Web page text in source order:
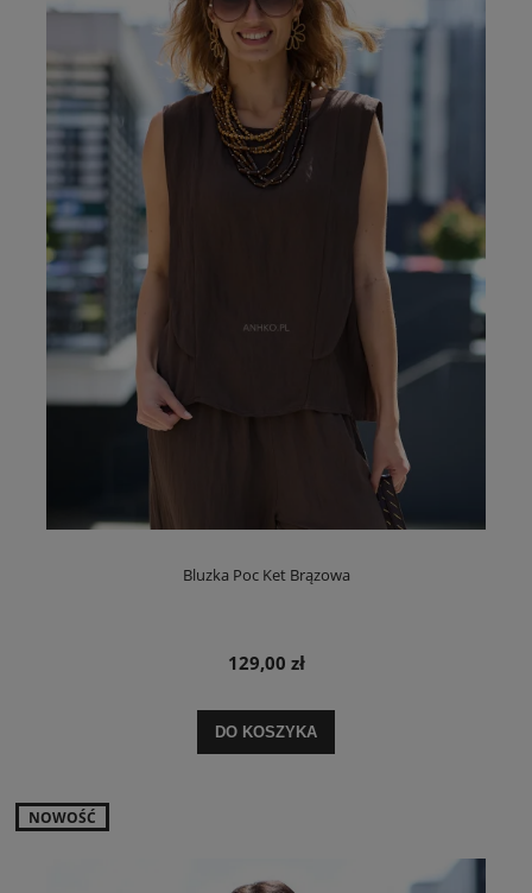
Bluzka Poc Ket Brązowa
129,00 zł
DO KOSZYKA
NOWOŚĆ